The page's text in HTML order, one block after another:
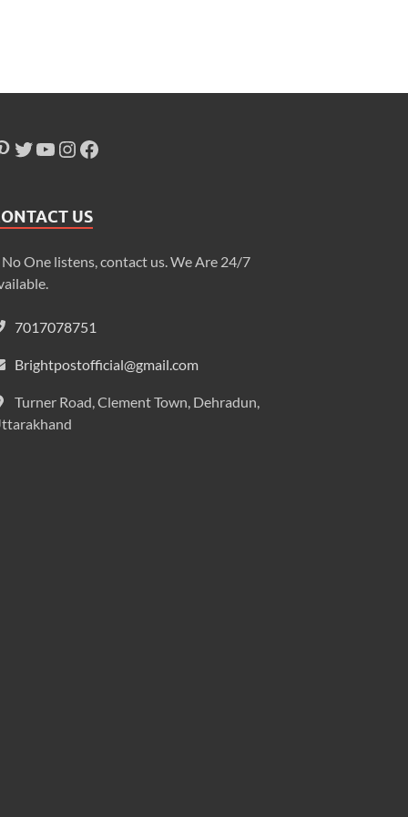
US
One listens, contact us. We Are 24/7
7017078751
Brightpostofficial@gmail.com
Turner Road, Clement Town, Dehradun,